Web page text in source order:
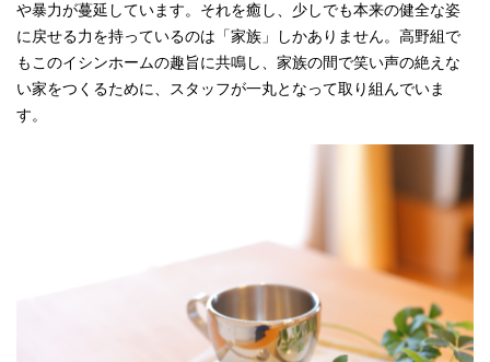
や暴力が蔓延しています。それを癒し、少しでも本来の健全な姿
に戻せる力を持っているのは「家族」しかありません。高野組で
もこのイシンホームの趣旨に共鳴し、家族の間で笑い声の絶えな
い家をつくるために、スタッフが一丸となって取り組んでいま
す。